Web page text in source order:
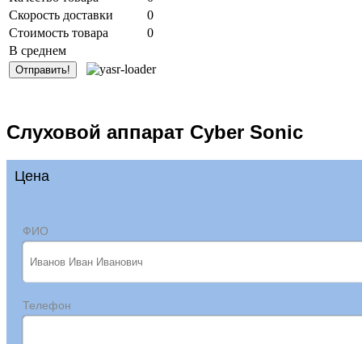
Скорость доставки
0
Стоимость товара
0
В среднем
Слуховой аппарат Cyber Sonic
Цена
ФИО
Телефон